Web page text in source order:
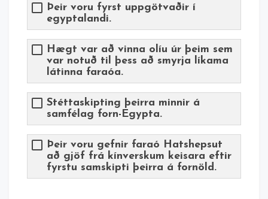
Þeir voru fyrst uppgötvaðir í
egyptalandi.
Hægt var að vinna olíu úr þeim sem
var notuð til þess að smyrja líkama
látinna faraóa.
Stéttaskipting þeirra minnir á
samfélag forn-Egypta.
Þeir voru gefnir faraó Hatshepsut
að gjöf frá kínverskum keisara eftir
fyrstu samskipti þeirra á fornöld.